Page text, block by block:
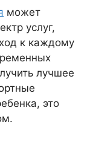
может
услуг,
к каждому
лучшее
это